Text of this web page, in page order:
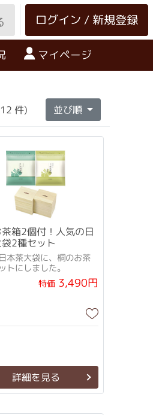
ログイン / 新規登録
マイページ
件) 並び順
箱2個付！人気の日
2種セット
本茶大袋に、桐のお茶
トにしました。
特価 3,490円
詳細を見る